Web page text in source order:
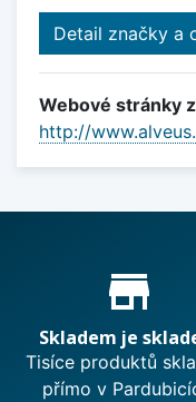
Detail značky a
Webové stránky
http://
Proč nakupovat
store_mall_directory
Skladem je
Tisíce produktů
přímo v